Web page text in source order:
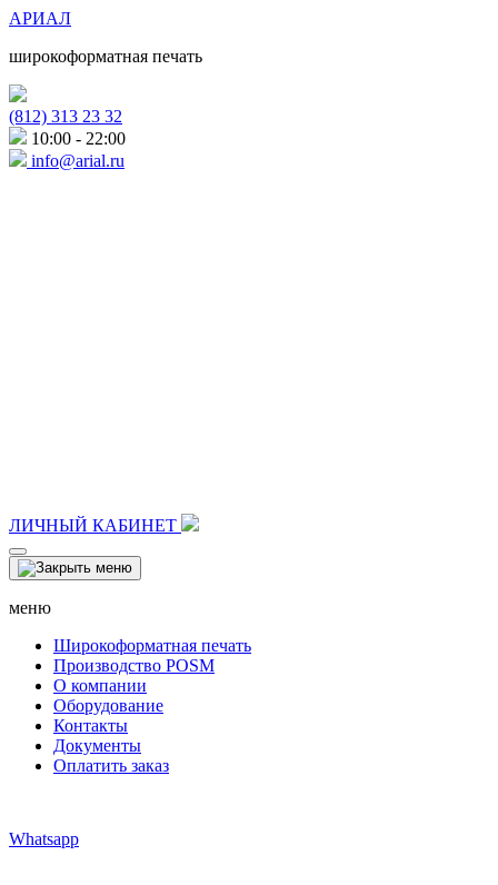
АРИАЛ
широкоформатная печать
(812) 313 23 32
10:00 - 22:00
info@arial.ru
ЛИЧНЫЙ КАБИНЕТ
меню
Широкоформатная печать
Производство POSM
О компании
Оборудование
Контакты
Документы
Оплатить заказ
Whatsapp